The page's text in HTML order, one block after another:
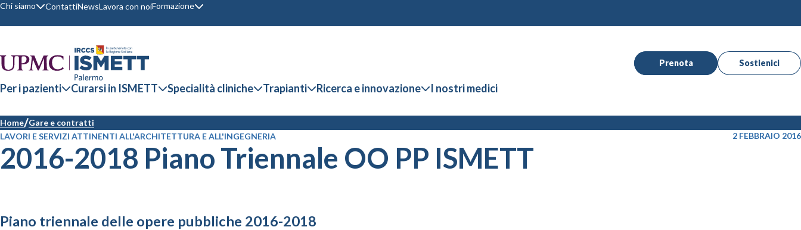
Chi siamo ContattiNewsLavora con noiFormazione
Prenota Sostienici
Per i pazienti Curarsi in ISMETT Specialità cliniche Trapianti Ricerca e innovazione I nostri medici
Home Gare e contratti
LAVORI E SERVIZI ATTINENTI ALL'ARCHITETTURA E ALL'INGEGNERIA
2 FEBBRAIO 2016
2016-2018 Piano Triennale OO PP ISMETT
Piano triennale delle opere pubbliche 2016-2018